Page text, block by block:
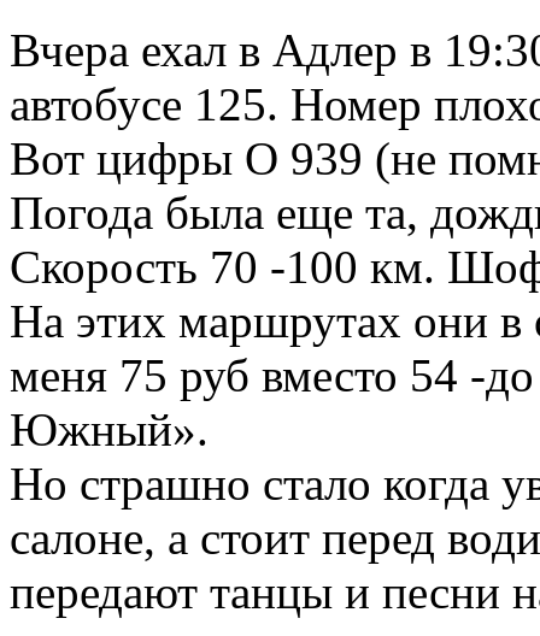
Вчера ехал в Адлер в
автобусе 125. Номер
Вот цифры O 939 (не
Погода была еще та,
Скорость 70 -100 км.
На этих маршрутах они в
меня 75 руб вместо 54 -
Южный».
Но страшно стало когда
салоне, а стоит перед
передают танцы и песни